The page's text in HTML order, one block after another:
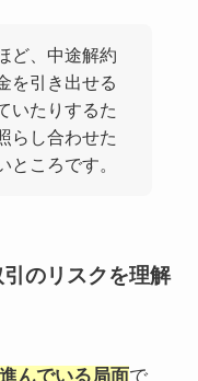
ど、中途解約
を引き出せる
いたりするた
らし合わせた
ところです。
のリスクを理解
んでいる局面で